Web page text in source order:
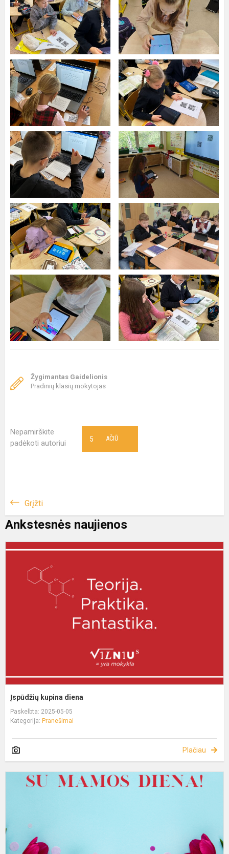
Žygimantas Gaidelionis
Pradinių klasių mokytojas
Nepamirškite
padėkoti autoriui
AČIŪ
5
Grįžti
Ankstesnės naujienos
Įspūdžių kupina diena
Paskelbta: 2025-05-05
Kategorija: Pranešimai
Plačiau